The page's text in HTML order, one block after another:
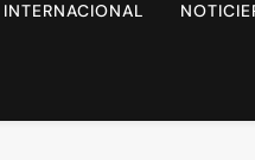
INTERNACIONAL